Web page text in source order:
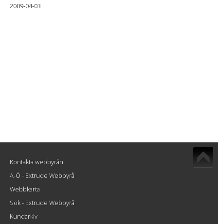
2009-04-03
Kontakta webbyrån
A-Ö - Extrude Webbyrå
Webbkarta
Sök - Extrude Webbyrå
Kundarkiv